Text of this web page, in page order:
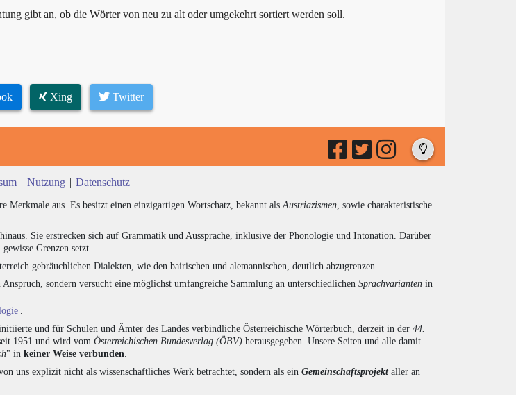
gibt an, ob die Wörter von neu zu alt oder umgekehrt sortiert werden soll.
Xing Twitter
| Nutzung | Datenschutz
Merkmale aus. Es besitzt einen einzigartigen Wortschatz, bekannt als Austriazismen , sowie charakteristische
Sie erstrecken sich auf Grammatik und Aussprache, inklusive der Phonologie und Intonation. Darüber
Grenzen setzt.
gebräuchlichen Dialekten, wie den bairischen und alemannischen, deutlich abzugrenzen.
sondern versucht eine möglichst umfangreiche Sammlung an unterschiedlichen Sprachvarianten in
und für Schulen und Ämter des Landes verbindliche Österreichische Wörterbuch, derzeit in der 44.
1951 und wird vom Österreichischen Bundesverlag (ÖBV) herausgegeben. Unsere Seiten und alle damit
" in keiner Weise verbunden
uns explizit nicht als wissenschaftliches Werk betrachtet, sondern als ein Gemeinschaftsprojektaller an